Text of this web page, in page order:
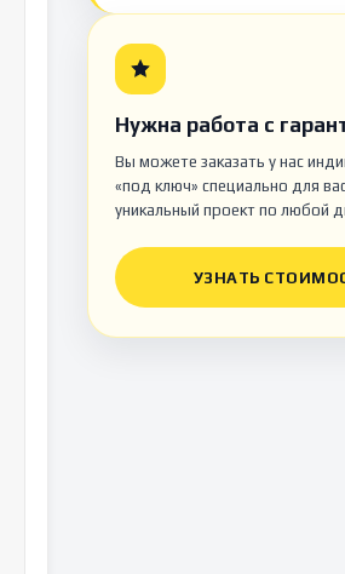
Нужна работа с
Вы можете заказать у нас
«под ключ» специально для
уникальный проект по любой
УЗНАТЬ